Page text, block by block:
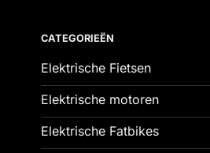
CATEGORIEËN
Elektrische Fietsen
Elektrische motoren
Elektrische Fatbikes